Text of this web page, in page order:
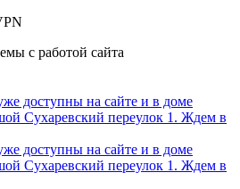
с работой сайта
на сайте и в доме
Сухаревский переулок 1. Ждем в
на сайте и в доме
Сухаревский переулок 1. Ждем в